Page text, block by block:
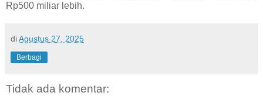
Rp500 miliar lebih.
diAgustus 27, 2025
Berbagi
Tidak ada komentar: